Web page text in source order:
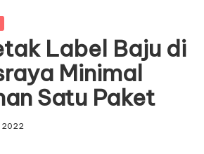
Label Baju di
Minimal
Satu Paket
2022